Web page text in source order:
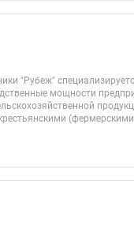
"Рубеж"
мощности